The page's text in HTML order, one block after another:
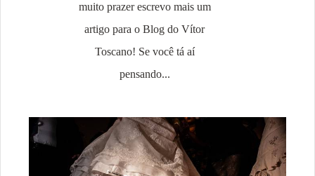
muito prazer escrevo mais um
artigo para o Blog do Vítor
Toscano! Se você tá aí
pensando...